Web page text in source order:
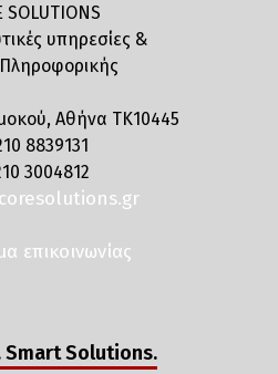
SOLUTIONS
υπηρεσίες &
Αθήνα ΤΚ10445
8839131
3004812
επικοινωνίας
Smart Solutions.